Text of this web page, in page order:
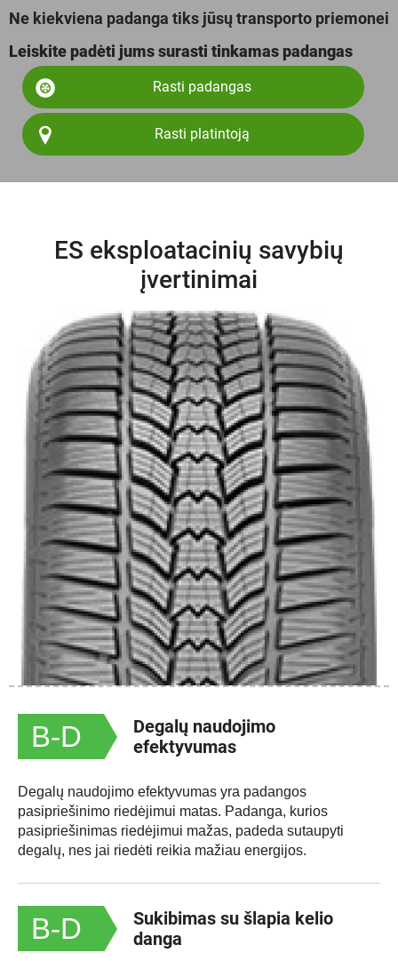
Ne kiekviena padanga tiks jūsų transporto priemonei
Leiskite padėti jums surasti tinkamas padangas
Rasti padangas
Rasti platintoją
ES eksploatacinių savybių
įvertinimai
B-D
Degalų naudojimo
efektyvumas
Degalų naudojimo efektyvumas yra padangos
pasipriešinimo riedėjimui matas. Padanga, kurios
pasipriešinimas riedėjimui mažas, padeda sutaupyti
degalų, nes jai riedėti reikia mažiau energijos.
B-D
Sukibimas su šlapia kelio
danga